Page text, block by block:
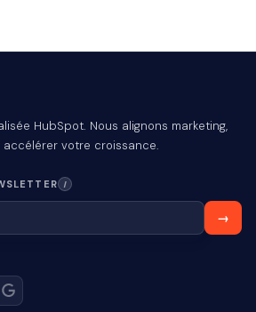
HubSpot. Nous alignons marketing,
votre croissance.
I